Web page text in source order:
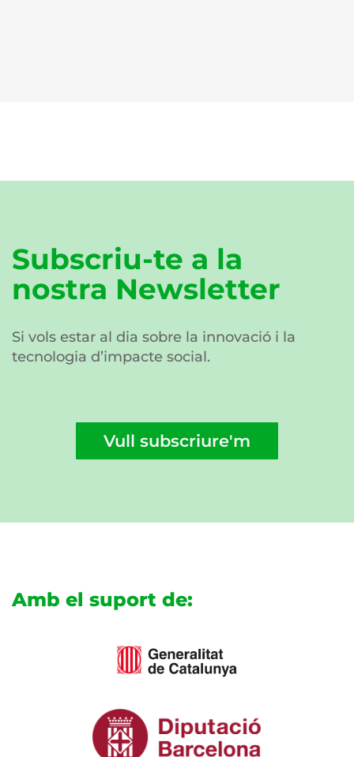
Subscriu-te a la
nostra Newsletter
Si vols estar al dia sobre la innovació i la
tecnologia d’impacte social.
Vull subscriure'm
Amb el suport de: